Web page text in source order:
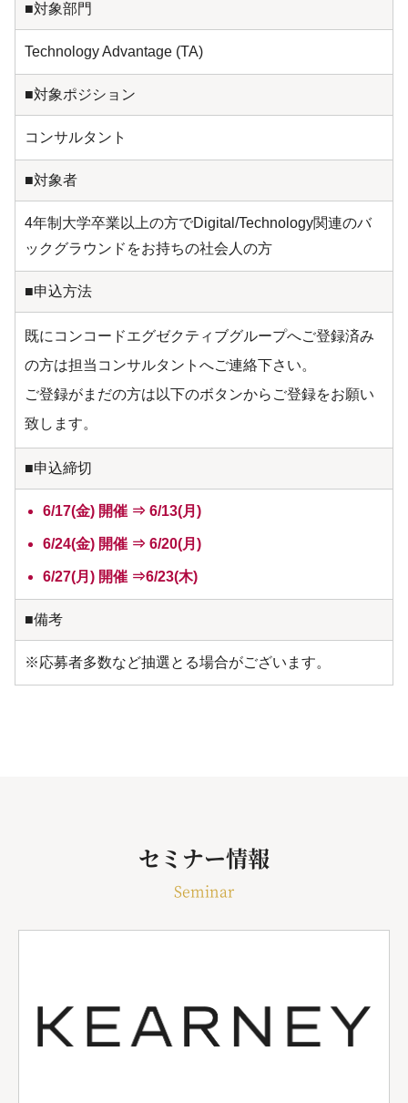
■対象部門
Technology Advantage (TA)
■対象ポジション
コンサルタント
■対象者
4年制大学卒業以上の方でDigital/Technology関連のバ
ックグラウンドをお持ちの社会人の方
■申込方法
既にコンコードエグゼクティブグループへご登録済み
の方は担当コンサルタントへご連絡下さい。
ご登録がまだの方は以下のボタンからご登録をお願い
致します。
■申込締切
6/17(金) 開催 ⇒ 6/13(月)
6/24(金) 開催 ⇒ 6/20(月)
6/27(月) 開催 ⇒6/23(木)
■備考
※応募者多数など抽選とる場合がございます。
セミナー情報
Seminar